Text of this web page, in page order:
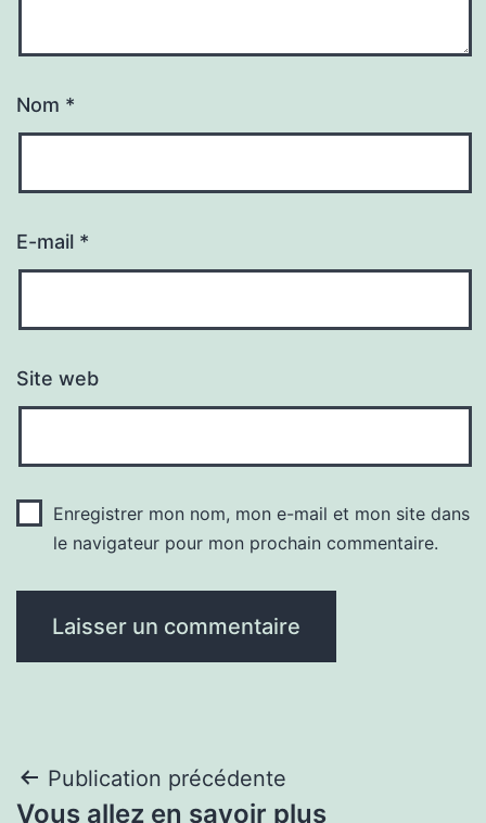
Nom *
E-mail *
Site web
Enregistrer mon nom, mon e-mail et mon site dans
le navigateur pour mon prochain commentaire.
Navigation
Publication précédente
Vous allez en savoir plus